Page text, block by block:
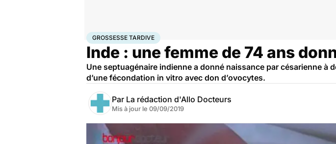
AccueilFamilleGrossesse Grossesse tardive
GROSSESSE TARDIVE
Inde : une femme de 74 ans
Une septuagénaire indienne a donné naissance par césarienne
d’une fécondation in vitro avec don d’ovocytes.
Par La rédaction d'Allo Docteurs
Mis à jour le 09/09/2019